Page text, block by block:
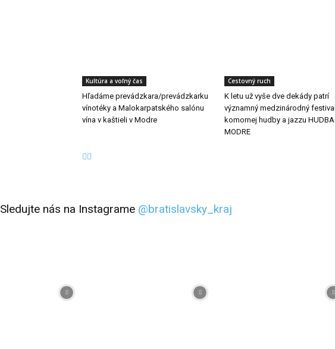
Kultúra a voľný čas
Hľadáme prevádzkara/prevádzkarku
vínotéky a Malokarpatského salónu
vína v kaštieli v Modre
Cestovný ruch
K letu už vyše dve dekády patrí
významný medzinárodný festival
komornej hudby a jazzu HUDBA
MODRE
Sledujte nás na Instagrame @bratislavsky_kraj